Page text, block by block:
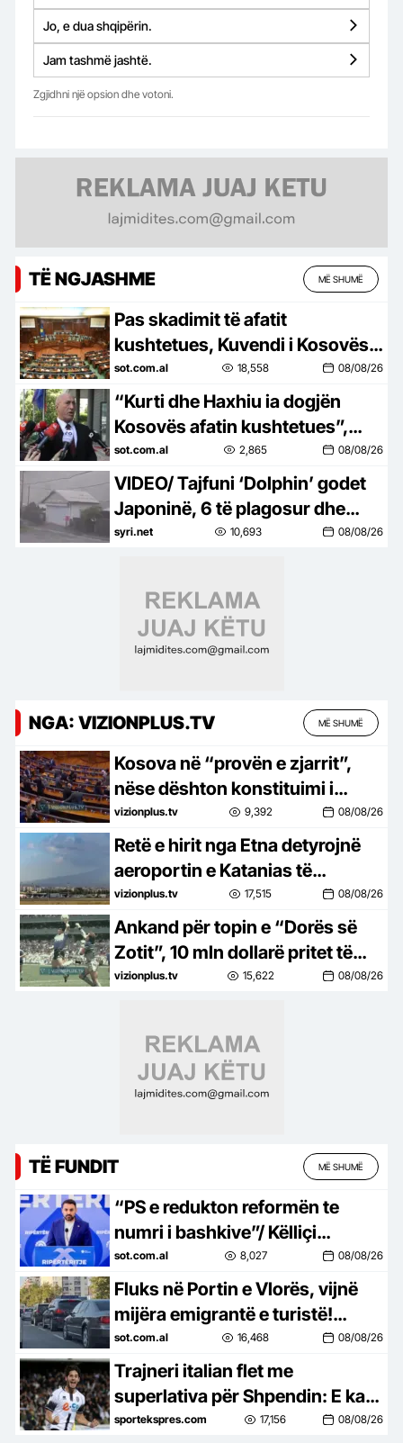
Jo, e dua shqipërin.
Jam tashmë jashtë.
Zgjidhni një opsion dhe votoni.
TË NGJASHME MË SHUMË
Pas skadimit të afatit
kushtetues, Kuvendi i Kosovës
rikthehet në seancë konstituive
sot.com.al 18,558 08/08/26
“Kurti dhe Haxhiu ia dogjën
Kosovës afatin kushtetues”,
Haradinaj: Vendi ka hyrë në një
situatë të rrezikshme!
sot.com.al 2,865 08/08/26
VIDEO/ Tajfuni ‘Dolphin’ godet
Japoninë, 6 të plagosur dhe
mijëra shtëpi pa energji. Kina
syri.net 10,693 08/08/26
NGA: VIZIONPLUS.TV MË SHUMË
Kosova në “provën e zjarrit”,
nëse dështon konstituimi i
Kuvendit, vendi shkon sërish në
zgjedhje
vizionplus.tv 9,392 08/08/26
Retë e hirit nga Etna detyrojnë
aeroportin e Katanias të
pezullojë fluturimet
vizionplus.tv 17,515 08/08/26
Ankand për topin e “Dorës së
Zotit”, 10 mln dollarë pritet të
jete oferta më e lartë e topit të
vizionplus.tv 15,622 08/08/26
TË FUNDIT MË SHUMË
“PS e redukton reformën te
numri i bashkive”/ Këlliçi
shpalos propozimin e PD për
reformën territoriale: Ja pikat
kyçe!
sot.com.al 8,027 08/08/26
Fluks në Portin e Vlorës, vijnë
mijëra emigrantë e turistë!
Trafik i rënduar në qytet
sot.com.al 16,468 08/08/26
Trajneri italian flet me
superlativa për Shpendin: E ka
në gjak nuhatjen për golin
sportekspres.com 17,156 08/08/26